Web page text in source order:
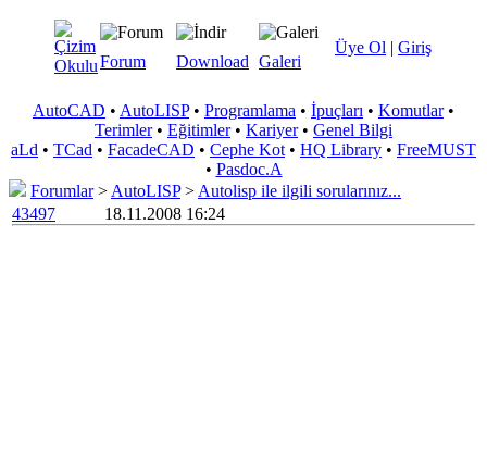
Üye Ol | Giriş
Forum Download Galeri
AutoCAD • AutoLISP• Programlama • İpuçları • Komutlar•
Terimler• Eğitimler• Kariyer• Genel Bilgi
aLd • TCad • FacadeCAD • Cephe Kot • HQ Library • FreeMUST
• Pasdoc.A
Forumlar> AutoLISP> Autolisp ile ilgili sorularınız...
43497
18.11.2008 16:24